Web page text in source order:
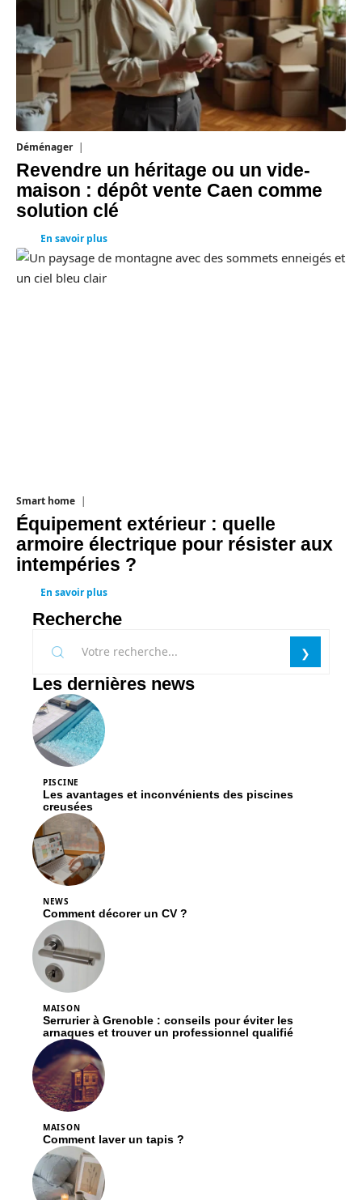
Déménager
Revendre un héritage ou un vide-
maison : dépôt vente Caen comme
solution clé
En savoir plus
Smart home
Équipement extérieur : quelle
armoire électrique pour résister aux
intempéries ?
En savoir plus
Recherche
Les dernières news
PISCINE
Les avantages et inconvénients des piscines
creusées
NEWS
Comment décorer un CV ?
MAISON
Serrurier à Grenoble : conseils pour éviter les
arnaques et trouver un professionnel qualifié
MAISON
Comment laver un tapis ?